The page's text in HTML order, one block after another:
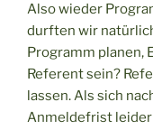
Also wieder
durften wir
Programm planen,
Referent sein?
lassen. Als sich
Anmeldefrist